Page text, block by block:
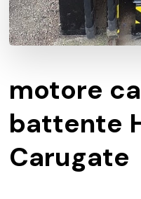
motore
battente
Carugate